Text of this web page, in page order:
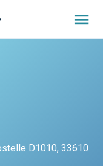
menu
D1010, 33610